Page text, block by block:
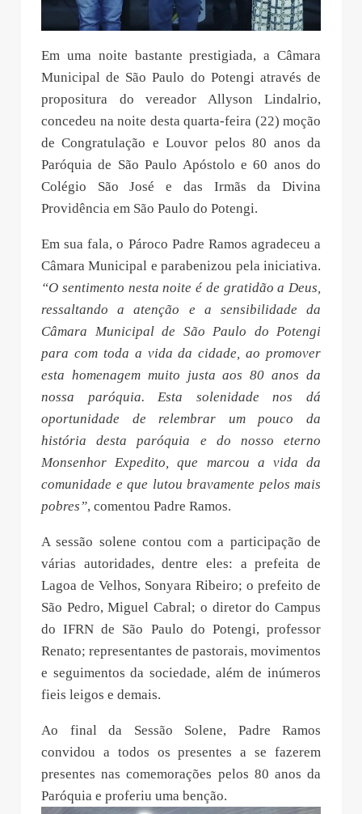
Em uma noite bastante prestigiada, a Câmara
Municipal de São Paulo do Potengi através de
propositura do vereador Allyson Lindalrio,
concedeu na noite desta quarta-feira (22) moção
de Congratulação e Louvor pelos 80 anos da
Paróquia de São Paulo Apóstolo e 60 anos do
Colégio São José e das Irmãs da Divina
Providência em São Paulo do Potengi.
Em sua fala, o Pároco Padre Ramos agradeceu a
Câmara Municipal e parabenizou pela iniciativa.
“O sentimento nesta noite é de gratidão a Deus,
ressaltando a atenção e a sensibilidade da
Câmara Municipal de São Paulo do Potengi
para com toda a vida da cidade, ao promover
esta homenagem muito justa aos 80 anos da
nossa paróquia. Esta solenidade nos dá
oportunidade de relembrar um pouco da
história desta paróquia e do nosso eterno
Monsenhor Expedito, que marcou a vida da
comunidade e que lutou bravamente pelos mais
pobres”, comentou Padre Ramos.
A sessão solene contou com a participação de
várias autoridades, dentre eles: a prefeita de
Lagoa de Velhos, Sonyara Ribeiro; o prefeito de
São Pedro, Miguel Cabral; o diretor do Campus
do IFRN de São Paulo do Potengi, professor
Renato; representantes de pastorais, movimentos
e seguimentos da sociedade, além de inúmeros
fieis leigos e demais.
Ao final da Sessão Solene, Padre Ramos
convidou a todos os presentes a se fazerem
presentes nas comemorações pelos 80 anos da
Paróquia e proferiu uma benção.